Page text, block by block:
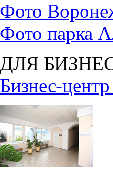
Фото
Фото парка
ДЛЯ
Бизнес-